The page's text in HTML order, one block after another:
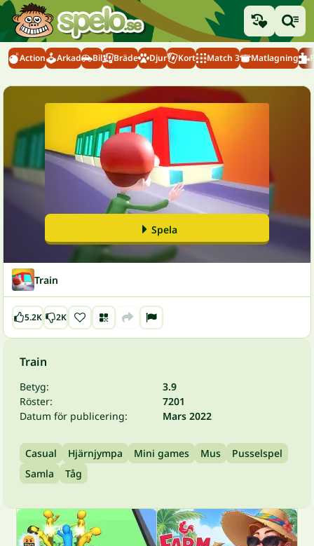
Action Arkad Bil Bräde Djur Kort Match 3 Matlagning
Spela
Train
5.2K 2K
Train
Betyg:
3.9
Röster:
7201
Datum för publicering:
Mars 2022
Casual Hjärnjympa Mini games Mus
Pusselspel
Samla
Tåg